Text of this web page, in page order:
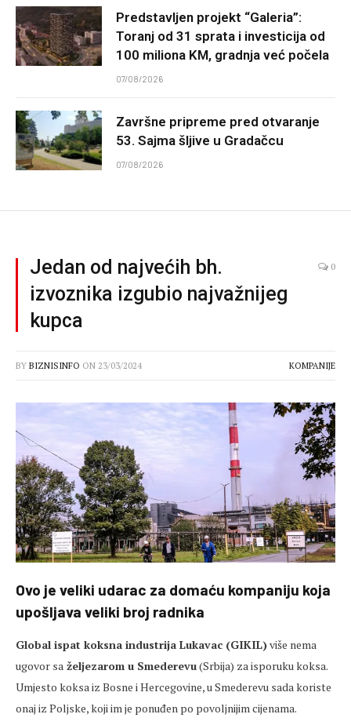
Predstavljen projekt “Galeria”:
Toranj od 31 sprata i investicija od
100 miliona KM, gradnja već počela
07/08/2026
Završne pripreme pred otvaranje
53. Sajma šljive u Gradačcu
07/08/2026
Jedan od najvećih bh.
izvoznika izgubio najvažnijeg
kupca
0
BY BIZNISINFO ON 23/03/2024 KOMPANIJE
Ovo je veliki udarac za domaću kompaniju koja
upošljava veliki broj radnika
Global ispat koksna industrija Lukavac (GIKIL)više nema
ugovor sa željezarom u Smederevu(Srbija) za isporuku koksa.
Umjesto koksa iz Bosne i Hercegovine, u Smederevu sada koriste
onaj iz Poljske, koji im je ponuđen po povoljnijim cijenama.